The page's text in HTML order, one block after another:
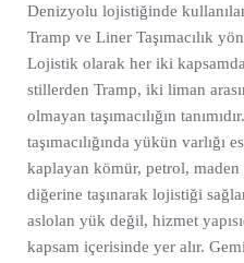
Denizyolu lojistiğinde
Tramp ve Liner Taşımacılık
Lojistik olarak her iki kapsamda
stillerden Tramp, iki liman
olmayan taşımacılığın
taşımacılığında yükün varlığı
kaplayan kömür, petrol,
diğerine taşınarak lojistiği
aslolan yük değil, hizmet
kapsam içerisinde yer alır.